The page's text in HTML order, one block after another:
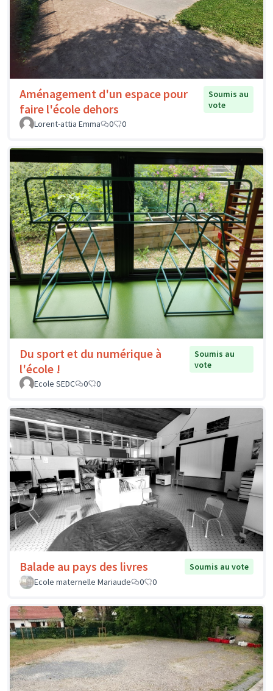
Aménagement d'un espace pour
faire l'école dehors
Soumis au
vote
Lorent-attia Emma
0 0
Du sport et du numérique à
l'école !
Soumis au
vote
Ecole SEDC
0 0
Balade au pays des livres
Soumis au vote
Ecole maternelle Mariaude
0 0